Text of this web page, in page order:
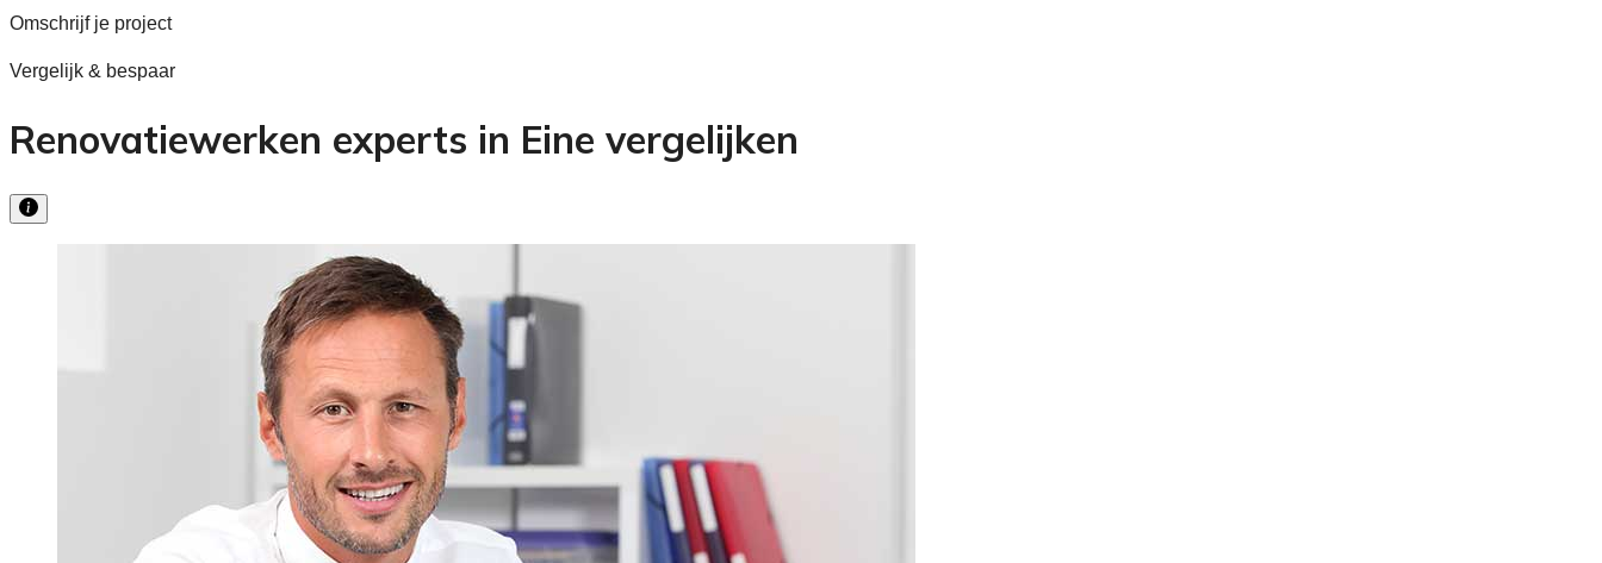
Omschrijf je project
Vergelijk & bespaar
Renovatiewerken experts in Eine vergelijken